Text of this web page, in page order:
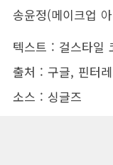
송윤정(메이크업
텍스트 : 걸스타일
출처 : 구글, 핀터
소스 : 싱글즈